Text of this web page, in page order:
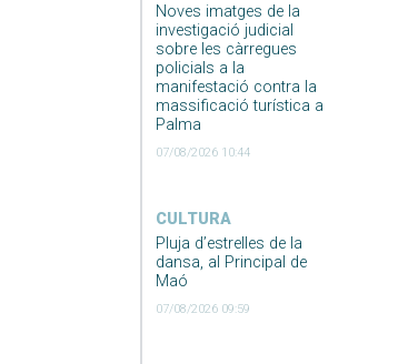
Noves imatges de la
investigació judicial
sobre les càrregues
policials a la
manifestació contra la
massificació turística a
Palma
07/08/2026 10:44
CULTURA
Pluja d’estrelles de la
dansa, al Principal de
Maó
07/08/2026 09:59